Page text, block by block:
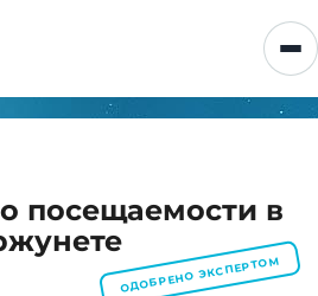
посещаемости в
ОДОБРЕНО ЭКСПЕРТОМ